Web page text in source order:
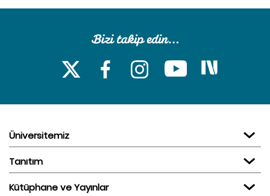
Üniversitemiz
Tanıtım
Kütüphane ve Yayınlar